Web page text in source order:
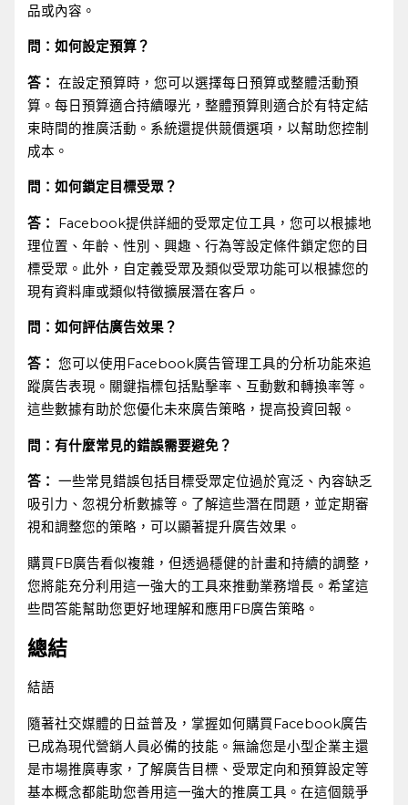
品或內容。
問：如何設定預算？
答： 在設定預算時，您可以選擇每日預算或整體活動預
算。每日預算適合持續曝光，整體預算則適合於有特定結
束時間的推廣活動。系統還提供競價選項，以幫助您控制
成本。
問：如何鎖定目標受眾？
答：
Facebook提供詳細的受眾定位工具，您可以根據地
理位置、年齡、性別、興趣、行為等設定條件鎖定您的目
標受眾。此外，自定義受眾及類似受眾功能可以根據您的
現有資料庫或類似特徵擴展潛在客戶。
問：如何評估廣告效果？
答： 您可以使用Facebook廣告管理工具的分析功能來追
蹤廣告表現。關鍵指標包括點擊率、互動數和轉換率等。
這些數據有助於您優化未來廣告策略，提高投資回報。
問：有什麼常見的錯誤需要避免？
答： ⁤一些常見錯誤包括目標受眾定位過於寬泛、內容缺乏
吸引力、忽視分析數據等。了解這些潛在問題，並定期審
視和調整您的策略，可以顯著提升廣告效果。
購買FB廣告看似複雜，但透過穩健的計畫和持續的調整，
您將能充分利用這一強大的工具來推動業務增長。希望這
些問答能幫助您更好地理解和應用FB廣告策略。
總結
結語
隨著社交媒體的日益普及，掌握如何購買Facebook廣告
已成為現代營銷人員必備的技能。無論您是小型企業主還
是市場推廣專家，了解廣告目標、受眾定向和預算設定等
基本概念都能助您善用這一強大的推廣工具。在這個競爭